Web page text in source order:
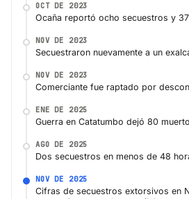
OCT DE 2023
Ocaña reportó ocho secuestros y
NOV DE 2023
Secuestraron nuevamente a un
NOV DE 2023
Comerciante fue raptado por
ENE DE 2025
Guerra en Catatumbo dejó 80
AGO DE 2025
Dos secuestros en menos de 48
NOV DE 2025
Cifras de secuestros extorsivos en